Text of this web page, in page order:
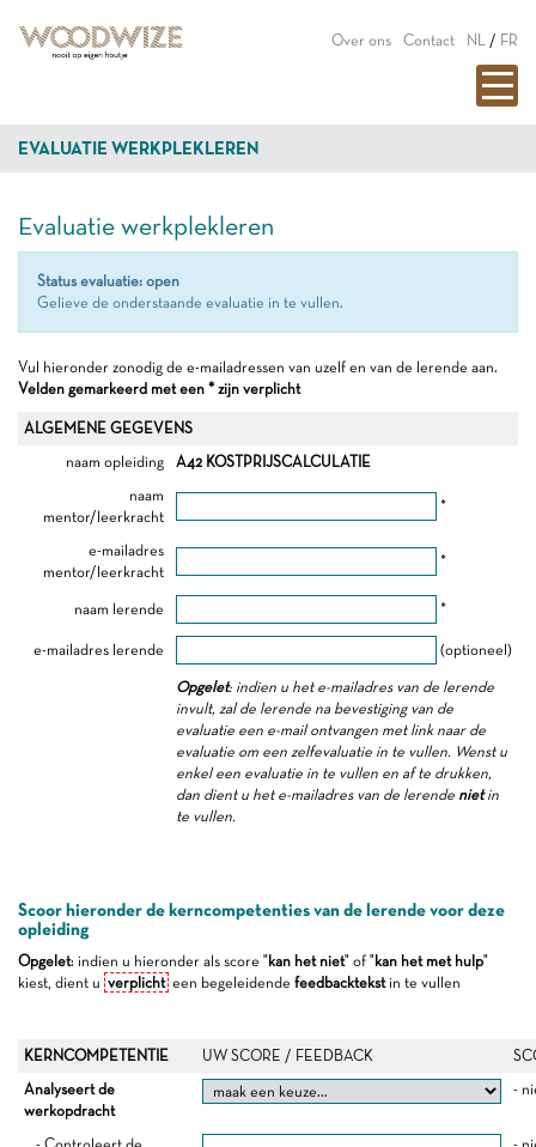
Over ons Contact NL / FR
EVALUATIE WERKPLEKLEREN
Evaluatie werkplekleren
Status evaluatie: open
Gelieve de onderstaande evaluatie in te vullen.
Vul hieronder zonodig de e-mailadressen van uzelf en van de lerende aan.
Velden gemarkeerd met een * zijn verplicht
ALGEMENE GEGEVENS
naam opleiding
A42 KOSTPRIJSCALCULATIE
naam
mentor/leerkracht
*
e-mailadres
mentor/leerkracht
*
naam lerende *
e-mailadres lerende (optioneel)
Opgelet: indien u het e-mailadres van de lerende
invult, zal de lerende na bevestiging van de
evaluatie een e-mail ontvangen met link naar de
evaluatie om een zelfevaluatie in te vullen. Wenst u
enkel een evaluatie in te vullen en af te drukken,
dan dient u het e-mailadres van de lerende nietin
te vullen.
Scoor hieronder de kerncompetenties van de lerende voor deze
opleiding
Opgelet: indien u hieronder als score "kan het niet" of "kan het met hulp"
kiest, dient u verplicht een begeleidende feedbacktekstin te vullen
KERNCOMPETENTIE UW SCORE / FEEDBACK
Analyseert de
werkopdracht
-